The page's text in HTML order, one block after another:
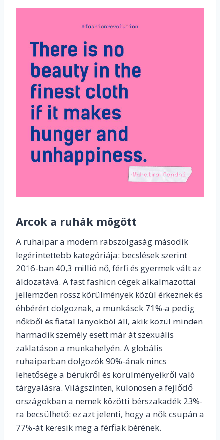
Arcok a ruhák mögött
A ruhaipar a modern rabszolgaság második
legérintettebb kategóriája: becslések szerint
2016-ban 40,3 millió nő, férfi és gyermek vált az
áldozatává. A fast fashion cégek alkalmazottai
jellemzően rossz körülmények közül érkeznek és
éhbérért dolgoznak, a munkások 71%-a pedig
nőkből és fiatal lányokból áll, akik közül minden
harmadik személy esett már át szexuális
zaklatáson a munkahelyén. A globális
ruhaiparban dolgozók 90%-ának nincs
lehetősége a bérükről és körülményeikről való
tárgyalásra. Világszinten, különösen a fejlődő
országokban a nemek közötti bérszakadék 23%-
ra becsülhető: ez azt jelenti, hogy a nők csupán a
77%-át keresik meg a férfiak bérének.